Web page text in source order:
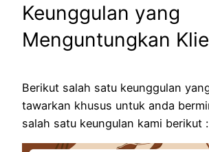
Keunggulan yang
Menguntungkan
Berikut salah satu keunggulan
tawarkan khusus untuk anda
salah satu keungulan kami berikut :